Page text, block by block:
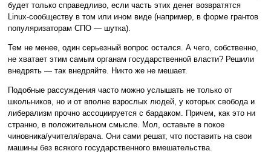
будет только справедливо, если часть этих денег возвратятся
Linux-сообществу в том или ином виде (например, в форме грантов
популяризаторам СПО — шутка).
Тем не менее, один серьезный вопрос остался. А чего, собственно,
не хватает этим самым органам государственной власти? Решили
внедрять — так внедряйте. Никто же не мешает.
Подобные рассуждения часто можно услышать не только от
школьников, но и от вполне взрослых людей, у которых свобода и
либерализм прочно ассоциируется с бардаком. Причем, как это ни
странно, в положительном смысле. Мол, оставьте в покое
чиновника/учителя/врача. Они сами решат, что поставить на свои
машины без всякого государственного вмешательства.